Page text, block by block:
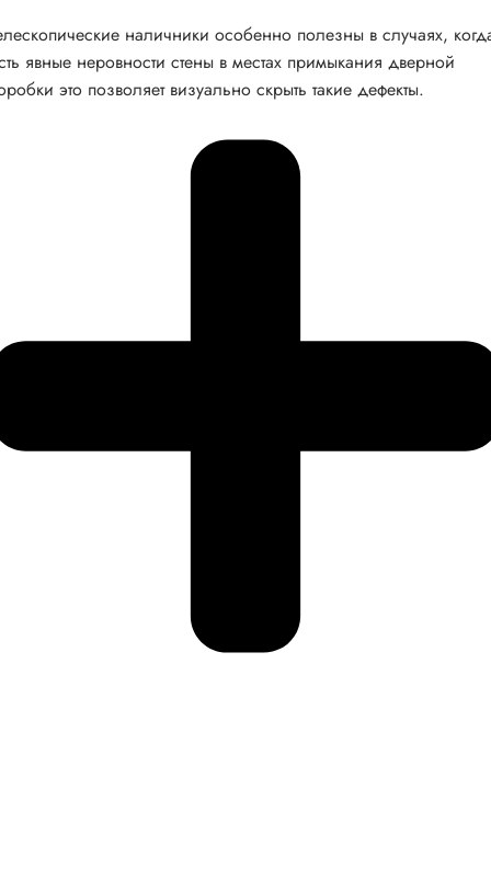
наличники особенно полезны в случаях,
явные неровности стены в местах примыкания дверной
это позволяет визуально скрыть такие дефекты.